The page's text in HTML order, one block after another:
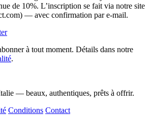
de 10%. L’inscription se fait via notre site
— avec confirmation par e-mail.
à tout moment. Détails dans notre
.
— beaux, authentiques, prêts à offrir.
Conditions Contact